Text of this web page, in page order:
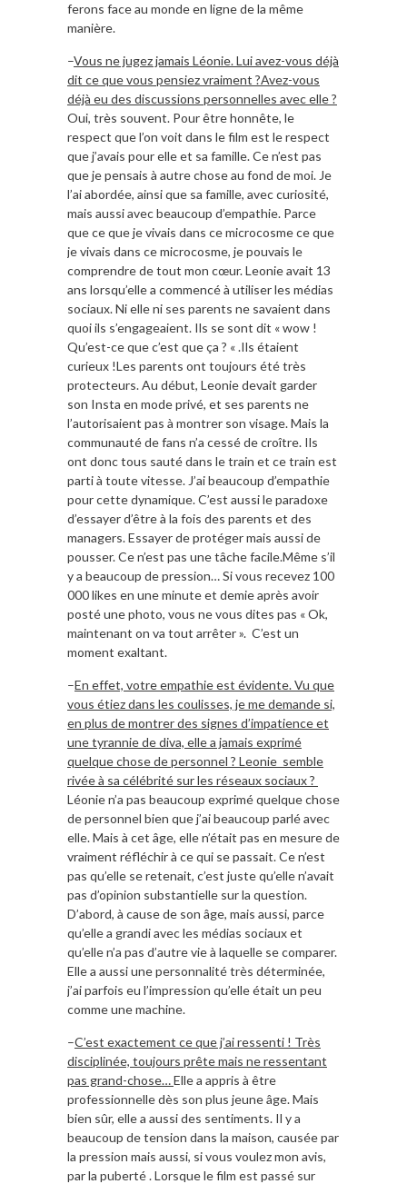
ferons face au monde en ligne de la même
manière.
–Vous ne jugez jamais Léonie. Lui avez-vous déjà
dit ce que vous pensiez vraiment ?Avez-vous
déjà eu des discussions personnelles avec elle ?
Oui, très souvent. Pour être honnête, le
respect que l’on voit dans le film est le respect
que j’avais pour elle et sa famille. Ce n’est pas
que je pensais à autre chose au fond de moi. Je
l’ai abordée, ainsi que sa famille, avec curiosité,
mais aussi avec beaucoup d’empathie. Parce
que ce que je vivais dans ce microcosme ce que
je vivais dans ce microcosme, je pouvais le
comprendre de tout mon cœur. Leonie avait 13
ans lorsqu’elle a commencé à utiliser les médias
sociaux. Ni elle ni ses parents ne savaient dans
quoi ils s’engageaient. Ils se sont dit « wow !
Qu’est-ce que c’est que ça ? « .Ils étaient
curieux !Les parents ont toujours été très
protecteurs. Au début, Leonie devait garder
son Insta en mode privé, et ses parents ne
l’autorisaient pas à montrer son visage. Mais la
communauté de fans n’a cessé de croître. Ils
ont donc tous sauté dans le train et ce train est
parti à toute vitesse. J’ai beaucoup d’empathie
pour cette dynamique. C’est aussi le paradoxe
d’essayer d’être à la fois des parents et des
managers. Essayer de protéger mais aussi de
pousser. Ce n’est pas une tâche facile.Même s’il
y a beaucoup de pression… Si vous recevez 100
000 likes en une minute et demie après avoir
posté une photo, vous ne vous dites pas « Ok,
maintenant on va tout arrêter ». C’est un
moment exaltant.
–En effet, votre empathie est évidente. Vu que
vous étiez dans les coulisses, je me demande si,
en plus de montrer des signes d’impatience et
une tyrannie de diva, elle a jamais exprimé
quelque chose de personnel ? Leonie semble
rivée à sa célébrité sur les réseaux sociaux ?
Léonie n’a pas beaucoup exprimé quelque chose
de personnel bien que j’ai beaucoup parlé avec
elle. Mais à cet âge, elle n’était pas en mesure de
vraiment réfléchir à ce qui se passait. Ce n’est
pas qu’elle se retenait, c’est juste qu’elle n’avait
pas d’opinion substantielle sur la question.
D’abord, à cause de son âge, mais aussi, parce
qu’elle a grandi avec les médias sociaux et
qu’elle n’a pas d’autre vie à laquelle se comparer.
Elle a aussi une personnalité très déterminée,
j’ai parfois eu l’impression qu’elle était un peu
comme une machine.
–C’est exactement ce que j’ai ressenti ! Très
disciplinée, toujours prête mais ne ressentant
pas grand-chose…Elle a appris à être
professionnelle dès son plus jeune âge. Mais
bien sûr, elle a aussi des sentiments. Il y a
beaucoup de tension dans la maison, causée par
la pression mais aussi, si vous voulez mon avis,
par la puberté . Lorsque le film est passé sur